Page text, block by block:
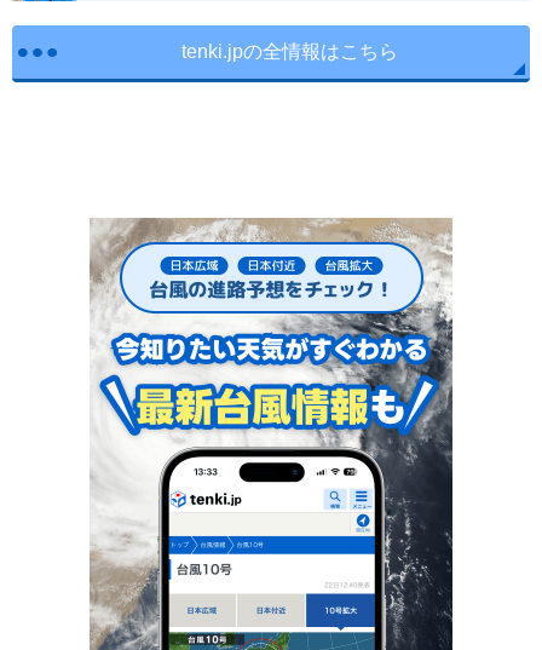
tenki.jpの全情報はこちら